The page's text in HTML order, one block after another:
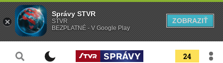
24
Správy STVR
STVR
BEZPLATNÉ - V Google Play
ZOBRAZIŤ